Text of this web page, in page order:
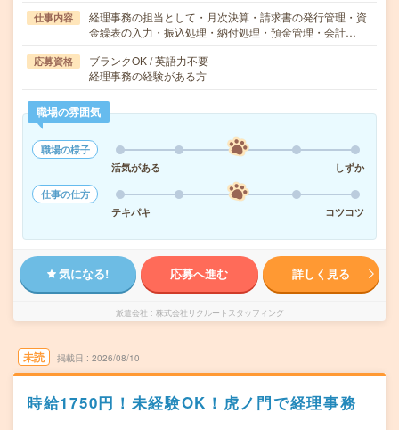
仕事内容
経理事務の担当として・月次決算・請求書の発行管理・資
金繰表の入力・振込処理・納付処理・預金管理・会計…
応募資格
ブランクOK / 英語力不要
経理事務の経験がある方
職場の雰囲気
職場の様子
活気がある
しずか
仕事の仕方
テキパキ
コツコツ
気になる! 応募へ進む 詳しく見る
派遣会社 株式会社リクルートスタッフィング
未読 掲載日 2026/08/10
時給1750円！未経験OK！虎ノ門で経理事務